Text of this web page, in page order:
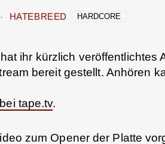
HATEBREED HARDCORE
ihr kürzlich veröffentlichtes
bereit gestellt. Anhören
tape.tv.
zum Opener der Platte